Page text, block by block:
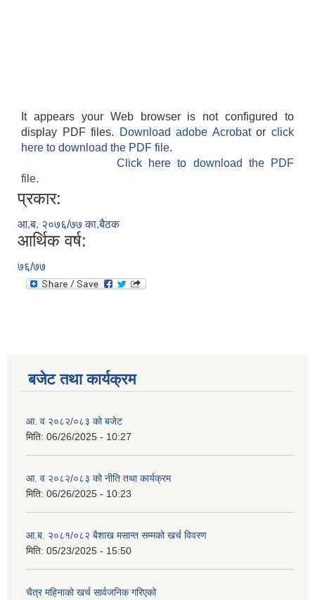
It appears your Web browser is not configured to
display PDF files.
Download adobe Acrobatorclick
here to download the PDF file.
Click here to download the PDF
file.
प्रकार:
आ.ब. २०७६/७७ का.बैठक
आर्थिक वर्ष:
७६/७७
बजेट तथा कार्यक्रम
आ. व २०८२/०८३ को बजेट
मिति: 06/26/2025 - 10:27
आ. व २०८२/०८३ को नीति तथा कार्यक्रम
मिति: 06/26/2025 - 10:23
आ.ब. २०८१/०८२ बैशाख मसान्त सम्मको खर्च विवरण
मिति: 05/23/2025 - 15:50
चैत्र महिनाको खर्च सार्वजनिक गरिएको